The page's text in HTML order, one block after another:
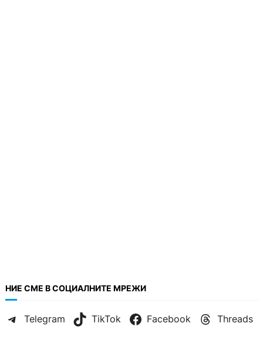
НИЕ СМЕ В СОЦИАЛНИТЕ МРЕЖИ
Telegram TikTok Facebook Threads